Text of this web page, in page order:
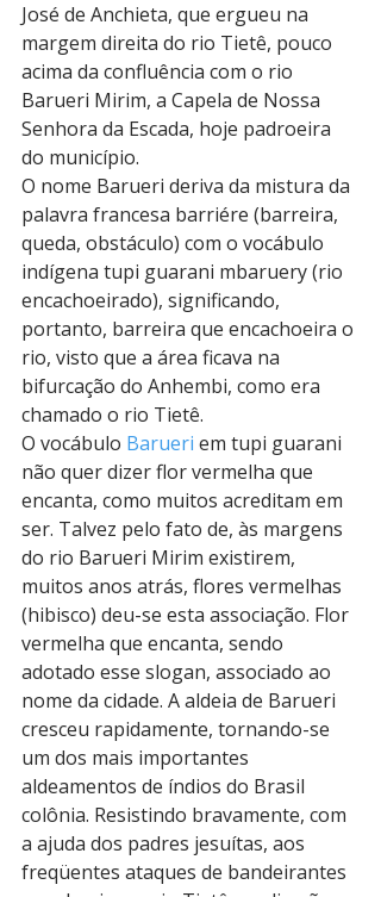
José de Anchieta, que ergueu na
margem direita do rio Tietê, pouco
acima da confluência com o rio
Barueri Mirim, a Capela de Nossa
Senhora da Escada, hoje padroeira
do município.
O nome Barueri deriva da mistura da
palavra francesa barriére (barreira,
queda, obstáculo) com o vocábulo
indígena tupi guarani mbaruery (rio
encachoeirado), significando,
portanto, barreira que encachoeira o
rio, visto que a área ficava na
bifurcação do Anhembi, como era
chamado o rio Tietê.
O vocábulo Barueri em tupi guarani
não quer dizer flor vermelha que
encanta, como muitos acreditam em
ser. Talvez pelo fato de, às margens
do rio Barueri Mirim existirem,
muitos anos atrás, flores vermelhas
(hibisco) deu-se esta associação. Flor
vermelha que encanta, sendo
adotado esse slogan, associado ao
nome da cidade. A aldeia de Barueri
cresceu rapidamente, tornando-se
um dos mais importantes
aldeamentos de índios do Brasil
colônia. Resistindo bravamente, com
a ajuda dos padres jesuítas, aos
freqüentes ataques de bandeirantes